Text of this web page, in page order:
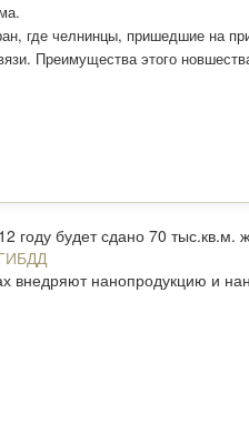
где челнинцы, пришедшие на
Преимущества этого
году будет сдано 70 тыс.кв.м.
внедряют нанопродукцию и